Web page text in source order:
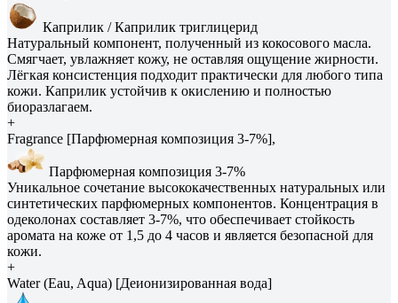
Каприлик / Каприлик триглицерид
Натуральный компонент, полученный из кокосового масла.
Смягчает, увлажняет кожу, не оставляя ощущение жирности.
Лёгкая консистенция подходит практически для любого типа
кожи. Каприлик устойчив к окислению и полностью
биоразлагаем.
+
Fragrance [Парфюмерная композиция 3-7%],
Парфюмерная композиция 3-7%
Уникальное сочетание высококачественных натуральных или
синтетических парфюмерных компонентов. Концентрация в
одеколонах составляет 3-7%, что обеспечивает стойкость
аромата на коже от 1,5 до 4 часов и является безопасной для
кожи.
+
Water (Eau, Aqua) [Деионизированная вода]